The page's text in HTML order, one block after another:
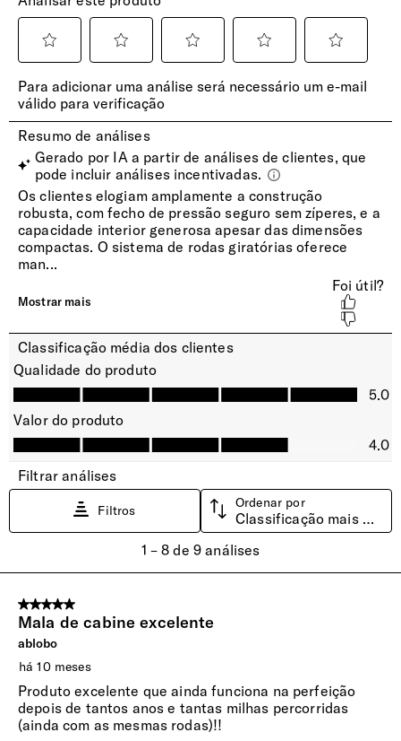
Pega
Alça de transporte superior e lateral de fácil aderência e
fácil levantamento
Rodas
Rodas duplas multidireccionais suaves e silenciosas
permitem a rotação de 360 ​​° em múltiplas direções, para
facilitar a manobrabilidade, são ideais para transporte em
pisos regulares
INTERIOR
Bloco superior com divisor de malha e fecho de correr,
proporcionando uma melhor organização e embalagem
fácil
Compartimento Inferior
As cintas transversais ajustáveis permitem um perfeito
ajuste ao conteúdo e melhor organização. O bolso lateral
com fecho de correr permite organizar peças de roupa mais
delicadas
Fitas elásticas funcionais no compartimento inferior para
garantir itens embalados e reduzir rugas.